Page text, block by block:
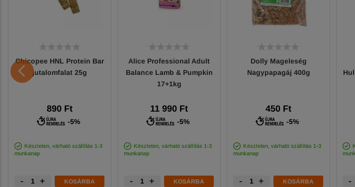
Chicopee HNL Protein Bar
jutalomfalat 25g
890 Ft
-5%
Készleten, várható szállítás 1-3
munkanap
- + KOSÁRBA
Alice Professional Adult
Balance Lamb & Pumpkin
17+1kg
11 990 Ft
-5%
Készleten, várható szállítás 1-3
munkanap
- + KOSÁRBA
Dolly Mageleség
Nagypapagáj 400g
450 Ft
-5%
Készleten, várható szállítás 1-3
munkanap
- + KOSÁRBA -